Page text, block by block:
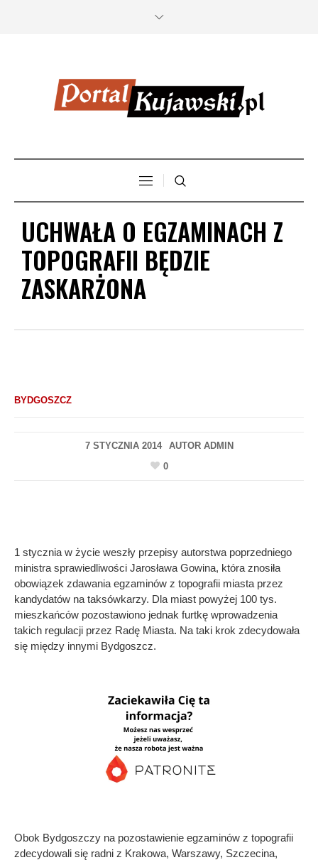
UCHWAŁA O EGZAMINACH Z
TOPOGRAFII BĘDZIE
ZASKARŻONA
BYDGOSZCZ
7 STYCZNIA 2014 AUTOR ADMIN
0
1 stycznia w życie weszły przepisy autorstwa poprzedniego
ministra sprawiedliwości Jarosława Gowina, która znosiła
obowiązek zdawania egzaminów z topografii miasta przez
kandydatów na taksówkarzy. Dla miast powyżej 100 tys.
mieszkańców pozostawiono jednak furtkę wprowadzenia
takich regulacji przez Radę Miasta. Na taki krok zdecydowała
się między innymi Bydgoszcz.
Obok Bydgoszczy na pozostawienie egzaminów z topografii
zdecydowali się radni z Krakowa, Warszawy, Szczecina,